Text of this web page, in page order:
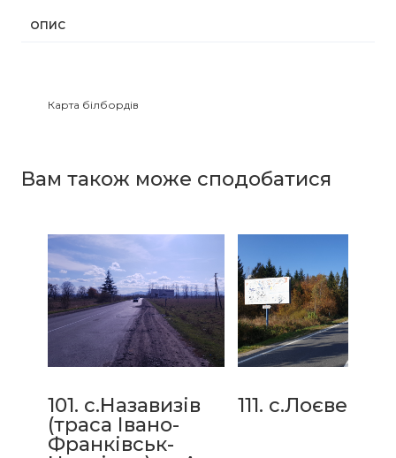
ОПИС
Карта білбордів
Вам також може сподобатися
101. с.Назавизів
(траса Івано-
Франківськ-
111. с.Лоєве ст.Б